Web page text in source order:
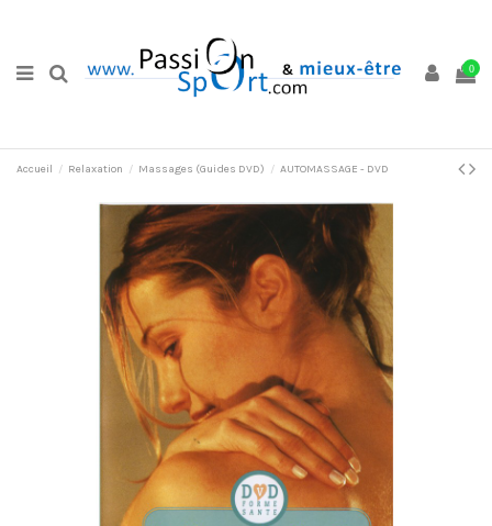
0
Accueil Relaxation Massages (Guides DVD) AUTOMASSAGE - DVD